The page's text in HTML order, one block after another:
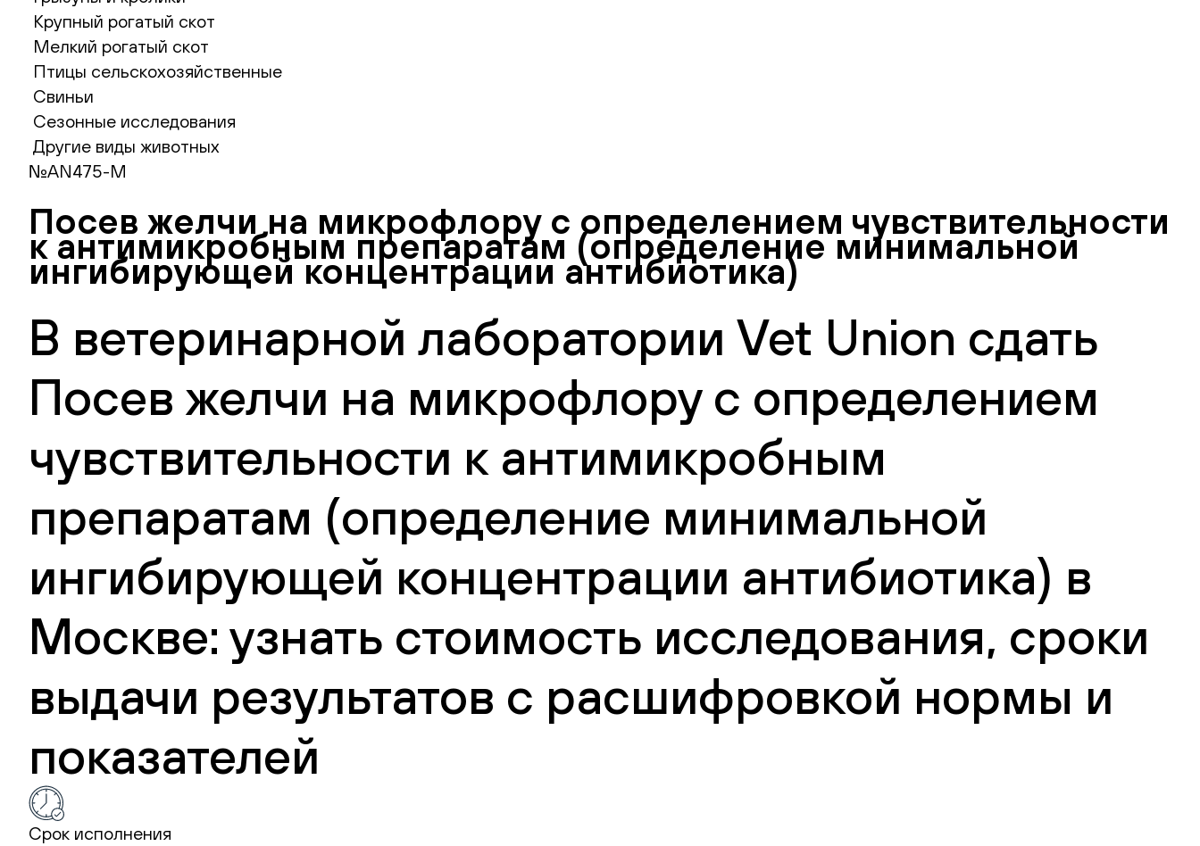
Крупный рогатый скот
Мелкий рогатый скот
Птицы сельскохозяйственные
Свиньи
Сезонные исследования
Другие виды животных
№AN475-M
Посев желчи на микрофлору с определением чувствительности
к антимикробным препаратам (определение минимальной
ингибирующей концентрации антибиотика)
В ветеринарной лаборатории Vet Union сдать
Посев желчи на микрофлору с определением
чувствительности к антимикробным
препаратам (определение минимальной
ингибирующей концентрации антибиотика) в
Москве: узнать стоимость исследования, сроки
выдачи результатов с расшифровкой нормы и
показателей
Срок исполнения